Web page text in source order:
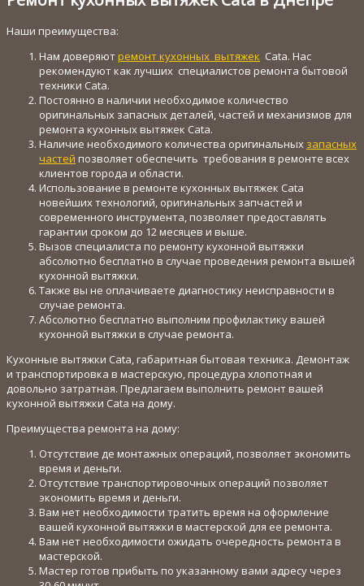
Наши преимущества:
Нам доверяют ремонт кухонных вытяжек Cata. Нас
рекомендуют как лучших специалистов ремонта бытовой
техники Cata.
Постоянно в наличии необходимое количество
оригинальных запасных деталей, частей и механизмов для
ремонта кухонных вытяжек Cata.
Наличие необходимого количества оригинальных запасных
частей позволяет обеспечить требования в ремонте всех
клиентов города и области.
Использование в ремонте кухонных вытяжек Cata
новейших технологий, оригинальных запчастей и
современного инструмента, позволяет предоставлять
гарантии сроком до 12 месяцев и выше.
Вызов специалиста по ремонту кухонной вытяжки
абсолютно бесплатно в случае проведения ремонта вышей
кухонной вытяжки.
Также вы не оплачиваете диагностику неисправности в
случае ремонта.
Абсолютно бесплатно выполним профилактику вашей
кухонной вытяжки в случае ремонта.
Кухонные вытяжки Cata, габаритная бытовая техника. Демонтаж
и транспортировка в мастерскую, процедура хлопотная и
довольно затратная. Предлагаем выполнить ремонт вашей
кухонной вытяжки Cata на дому.
Преимущества ремонта на дому:
Отсутствие де монтажных операций, позволяет экономить
время и деньги.
Отсутствие транспортировочных операций позволяет
экономить время и деньги.
Вам нет необходимости тратить время на оформление
вашей кухонной вытяжки в мастерской для ее ремонта.
Вам нет необходимости ожидать очередность ремонта в
мастерской.
Мастер готов прибыть по указанному вами адресу через